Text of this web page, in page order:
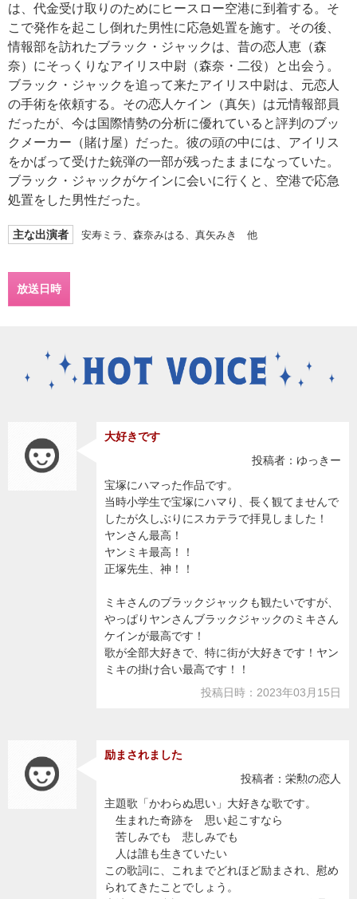
は、代金受け取りのためにヒースロー空港に到着する。そ
こで発作を起こし倒れた男性に応急処置を施す。その後、
情報部を訪れたブラック・ジャックは、昔の恋人恵（森
奈）にそっくりなアイリス中尉（森奈・二役）と出会う。
ブラック・ジャックを追って来たアイリス中尉は、元恋人
の手術を依頼する。その恋人ケイン（真矢）は元情報部員
だったが、今は国際情勢の分析に優れていると評判のブッ
クメーカー（賭け屋）だった。彼の頭の中には、アイリス
をかばって受けた銃弾の一部が残ったままになっていた。
ブラック・ジャックがケインに会いに行くと、空港で応急
処置をした男性だった。
主な出演者 安寿ミラ、森奈みはる、真矢みき 他
放送日時
大好きです
投稿者：ゆっきー
宝塚にハマった作品です。
当時小学生で宝塚にハマり、長く観てませんで
したが久しぶりにスカテラで拝見しました！
ヤンさん最高！
ヤンミキ最高！！
正塚先生、神！！
ミキさんのブラックジャックも観たいですが、
やっぱりヤンさんブラックジャックのミキさん
ケインが最高です！
歌が全部大好きで、特に街が大好きです！ヤン
ミキの掛け合い最高です！！
投稿日時：2023年03月15日
励まされました
投稿者：栄勲の恋人
主題歌「かわらぬ思い」大好きな歌です。
生まれた奇跡を 思い起こすなら
苦しみでも 悲しみでも
人は誰も生きていたい
この歌詞に、これまでどれほど励まされ、慰め
られてきたことでしょう。